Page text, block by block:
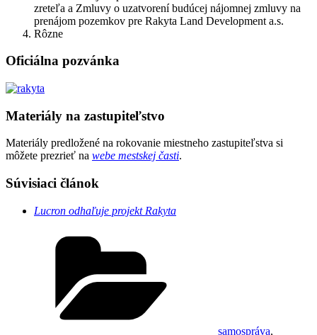
zreteľa a Zmluvy o uzatvorení budúcej nájomnej zmluvy na
prenájom pozemkov pre Rakyta Land Development a.s.
Rôzne
Oficiálna pozvánka
Materiály na zastupiteľstvo
Materiály predložené na rokovanie miestneho zastupiteľstva si
môžete prezrieť na webe mestskej časti.
Súvisiaci článok
Lucron odhaľuje projekt Rakyta
samospráva,